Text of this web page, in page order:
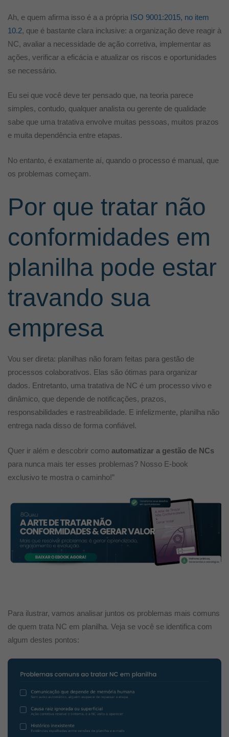
Ah, e quem afirma isso é a a própria ISO 9001:2015, no item
10.2, que é bastante clara inclusive: a organização deve reagir à
NC, avaliar a necessidade de ação corretiva, implementar as
ações, verificar a eficácia e atualizar os riscos e oportunidades
se necessário.
Eu sei que você deve ter pensado que, na teoria parece
simples, contudo, qualquer analista ou gerente de qualidade
sabe que uma tratativa envolve muitas pessoas, muitos prazos
e muita dependência entre etapas.
No entanto, é exatamente aí, quando o processo é manual, que
os problemas começam.
Por que tratar não
conformidades em
planilha pode estar
travando sua
empresa
Vou ser direta: planilhas não foram feitas para gestão de
processos colaborativos. Elas são ótimas para organizar
dados. Entretanto, uma tratativa de NC é um processo vivo e
dinâmico, que depende de notificações, prazos,
responsabilidades e rastreabilidade. E infelizmente, planilha não
entrega nada disso de forma confiável.
Quer ir além e descobrir como automatizar a gestão de NCs
para nunca mais ter esses problemas? Nosso E-book
exclusivo te mostra o caminho!”
Para ilustrar, vamos analisar juntos os problemas mais comuns
de quem trata NC em planilha. Veja se você se identifica com
algum destes pontos: